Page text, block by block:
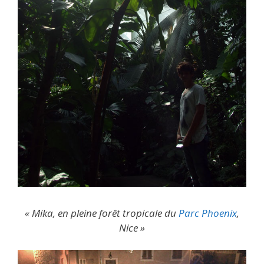
« Mika, en pleine forêt tropicale duParc Phoenix,
Nice »